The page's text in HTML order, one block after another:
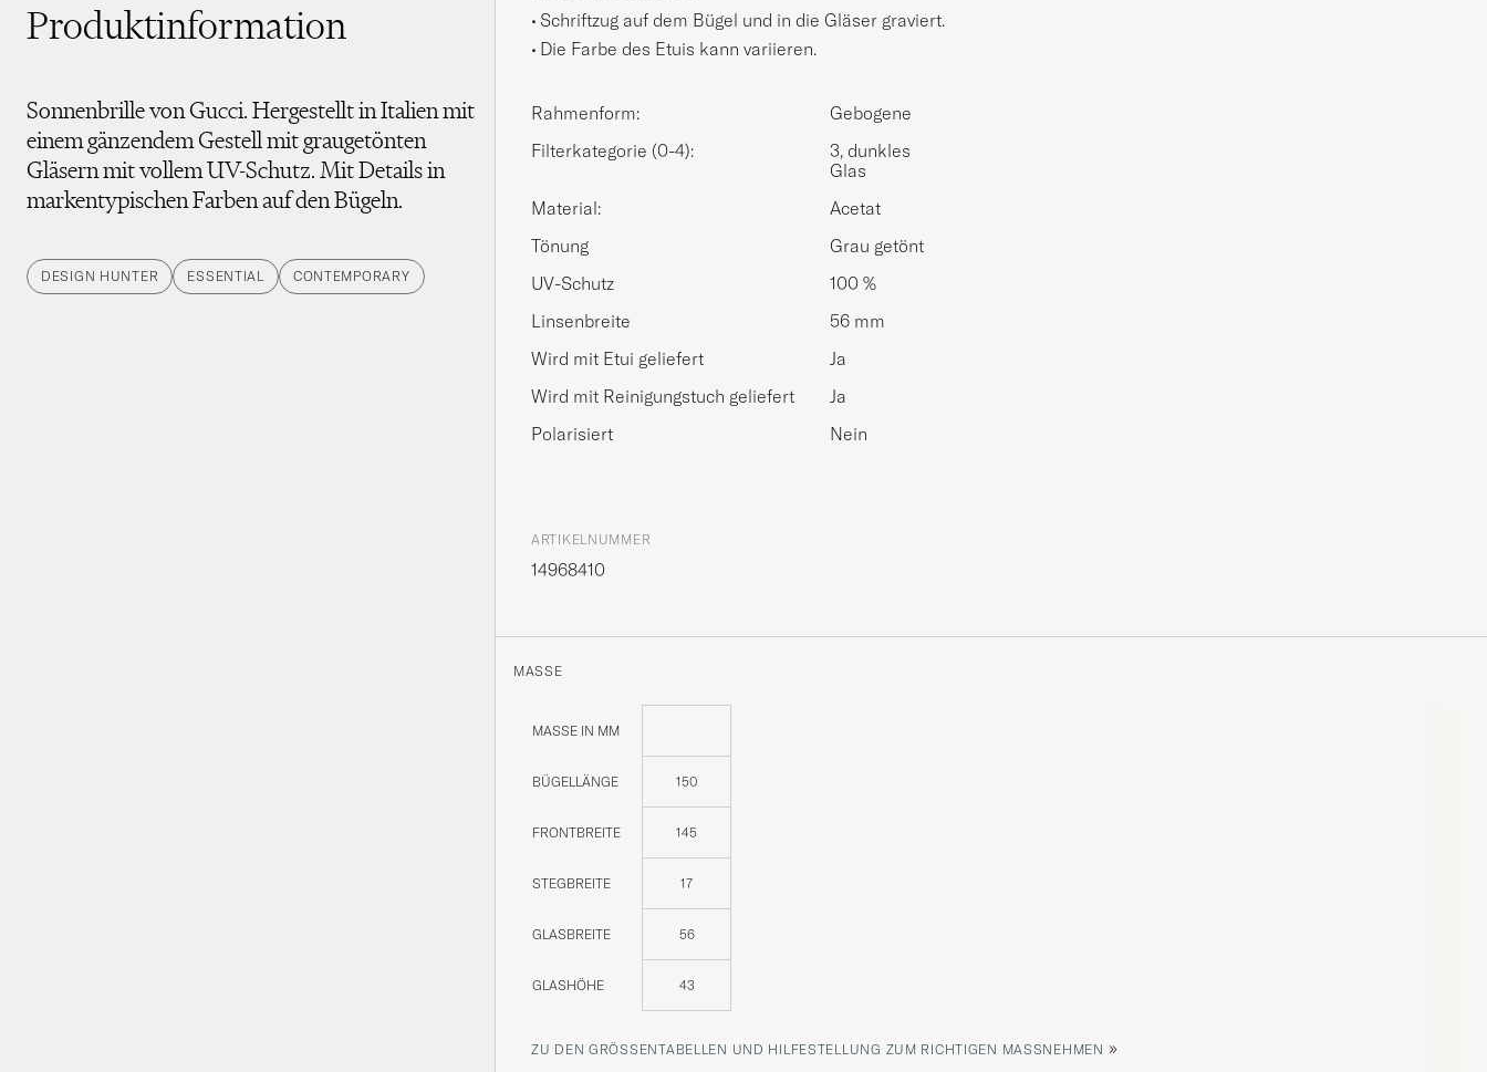
Produktinformation
Sonnenbrille von Gucci. Hergestellt in Italien mit
einem gänzendem Gestell mit graugetönten
Gläsern mit vollem UV-Schutz. Mit Details in
markentypischen Farben auf den Bügeln.
DESIGN HUNTER ESSENTIAL CONTEMPORARY
Schriftzug auf dem Bügel und in die Gläser graviert.
Die Farbe des Etuis kann variieren.
Rahmenform:
Gebogene
Filterkategorie (0-4):
3, dunkles
Glas
Material:
Acetat
Tönung
Grau getönt
UV-Schutz
100 %
Linsenbreite
56 mm
Wird mit Etui geliefert
Ja
Wird mit Reinigungstuch geliefert
Ja
Polarisiert
Nein
ARTIKELNUMMER
14968410
MASSE
MASSE IN MM
BÜGELLÄNGE 150
FRONTBREITE 145
STEGBREITE 17
GLASBREITE 56
GLASHÖHE 43
ZU DEN GRÖSSENTABELLEN UND HILFESTELLUNG ZUM RICHTIGEN MASSNEHMEN »